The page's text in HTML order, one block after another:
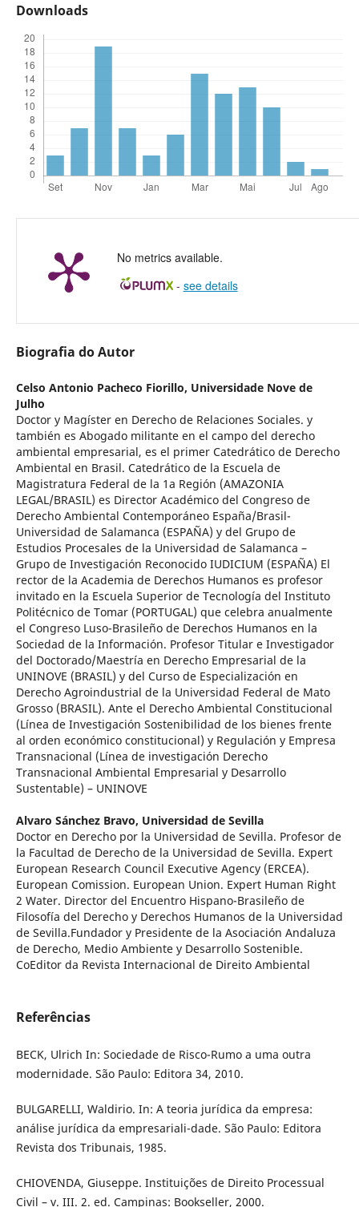
Downloads
No metrics available.
- see details
Biografia do Autor
Celso Antonio Pacheco Fiorillo, Universidade Nove de
Julho
Doctor y Magíster en Derecho de Relaciones Sociales. y
también es Abogado militante en el campo del derecho
ambiental empresarial, es el primer Catedrático de Derecho
Ambiental en Brasil. Catedrático de la Escuela de
Magistratura Federal de la 1a Región (AMAZONIA
LEGAL/BRASIL) es Director Académico del Congreso de
Derecho Ambiental Contemporáneo España/Brasil-
Universidad de Salamanca (ESPAÑA) y del Grupo de
Estudios Procesales de la Universidad de Salamanca –
Grupo de Investigación Reconocido IUDICIUM (ESPAÑA) El
rector de la Academia de Derechos Humanos es profesor
invitado en la Escuela Superior de Tecnología del Instituto
Politécnico de Tomar (PORTUGAL) que celebra anualmente
el Congreso Luso-Brasileño de Derechos Humanos en la
Sociedad de la Información. Profesor Titular e Investigador
del Doctorado/Maestría en Derecho Empresarial de la
UNINOVE (BRASIL) y del Curso de Especialización en
Derecho Agroindustrial de la Universidad Federal de Mato
Grosso (BRASIL). Ante el Derecho Ambiental Constitucional
(Línea de Investigación Sostenibilidad de los bienes frente
al orden económico constitucional) y Regulación y Empresa
Transnacional (Línea de investigación Derecho
Transnacional Ambiental Empresarial y Desarrollo
Sustentable) – UNINOVE
Alvaro Sánchez Bravo, Universidad de Sevilla
Doctor en Derecho por la Universidad de Sevilla. Profesor de
la Facultad de Derecho de la Universidad de Sevilla. Expert
European Research Council Executive Agency (ERCEA).
European Comission. European Union. Expert Human Right
2 Water. Director del Encuentro Hispano-Brasileño de
Filosofía del Derecho y Derechos Humanos de la Universidad
de Sevilla.Fundador y Presidente de la Asociación Andaluza
de Derecho, Medio Ambiente y Desarrollo Sostenible.
CoEditor da Revista Internacional de Direito Ambiental
Referências
BECK, Ulrich In: Sociedade de Risco-Rumo a uma outra
modernidade. São Paulo: Editora 34, 2010.
BULGARELLI, Waldirio. In: A teoria jurídica da empresa:
análise jurídica da empresariali-dade. São Paulo: Editora
Revista dos Tribunais, 1985.
CHIOVENDA, Giuseppe. Instituições de Direito Processual
Civil – v. III. 2. ed. Campinas: Bookseller, 2000.